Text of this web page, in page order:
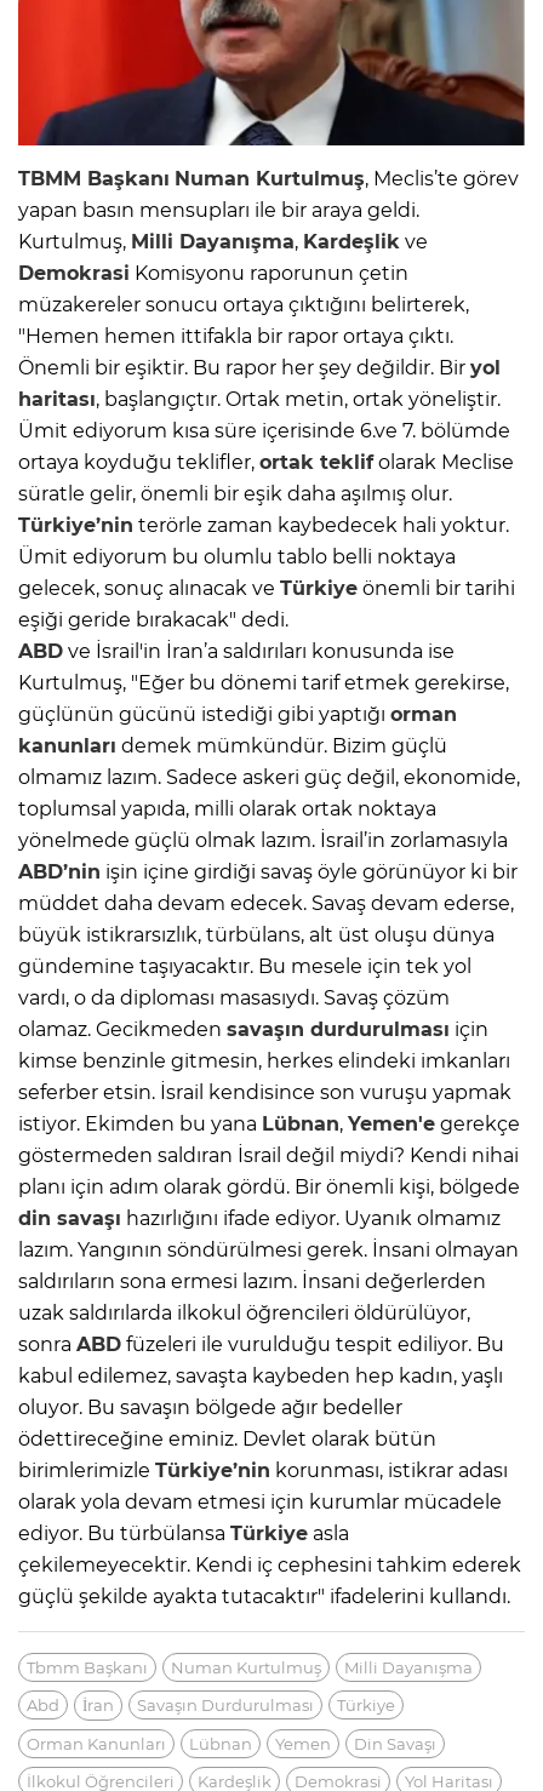
TBMM Başkanı Numan Kurtulmuş, Meclis’te görev
yapan basın mensupları ile bir araya geldi.
Kurtulmuş, Milli Dayanışma, Kardeşlik ve
Demokrasi Komisyonu raporunun çetin
müzakereler sonucu ortaya çıktığını belirterek,
"Hemen hemen ittifakla bir rapor ortaya çıktı.
Önemli bir eşiktir. Bu rapor her şey değildir. Bir yol
haritası, başlangıçtır. Ortak metin, ortak yöneliştir.
Ümit ediyorum kısa süre içerisinde 6.ve 7. bölümde
ortaya koyduğu teklifler, ortak teklifolarak Meclise
süratle gelir, önemli bir eşik daha aşılmış olur.
Türkiye’nin terörle zaman kaybedecek hali yoktur.
Ümit ediyorum bu olumlu tablo belli noktaya
gelecek, sonuç alınacak ve Türkiye önemli bir tarihi
eşiği geride bırakacak" dedi.
ABD ve İsrail'in İran’a saldırıları konusunda ise
Kurtulmuş, "Eğer bu dönemi tarif etmek gerekirse,
güçlünün gücünü istediği gibi yaptığı orman
kanunları demek mümkündür. Bizim güçlü
olmamız lazım. Sadece askeri güç değil, ekonomide,
toplumsal yapıda, milli olarak ortak noktaya
yönelmede güçlü olmak lazım. İsrail’in zorlamasıyla
ABD’nin işin içine girdiği savaş öyle görünüyor ki bir
müddet daha devam edecek. Savaş devam ederse,
büyük istikrarsızlık, türbülans, alt üst oluşu dünya
gündemine taşıyacaktır. Bu mesele için tek yol
vardı, o da diploması masasıydı. Savaş çözüm
olamaz. Gecikmeden savaşın durdurulması için
kimse benzinle gitmesin, herkes elindeki imkanları
seferber etsin. İsrail kendisince son vuruşu yapmak
istiyor. Ekimden bu yana Lübnan, Yemen'e gerekçe
göstermeden saldıran İsrail değil miydi? Kendi nihai
planı için adım olarak gördü. Bir önemli kişi, bölgede
din savaşı hazırlığını ifade ediyor. Uyanık olmamız
lazım. Yangının söndürülmesi gerek. İnsani olmayan
saldırıların sona ermesi lazım. İnsani değerlerden
uzak saldırılarda ilkokul öğrencileri öldürülüyor,
sonra ABD füzeleri ile vurulduğu tespit ediliyor. Bu
kabul edilemez, savaşta kaybeden hep kadın, yaşlı
oluyor. Bu savaşın bölgede ağır bedeller
ödettireceğine eminiz. Devlet olarak bütün
birimlerimizle Türkiye’nin korunması, istikrar adası
olarak yola devam etmesi için kurumlar mücadele
ediyor. Bu türbülansa Türkiye asla
çekilemeyecektir. Kendi iç cephesini tahkim ederek
güçlü şekilde ayakta tutacaktır" ifadelerini kullandı.
Tbmm Başkanı Numan Kurtulmuş
Milli Dayanışma
Abd
İran Savaşın Durdurulması
Türkiye
Orman Kanunları
Lübnan Yemen
Din Savaşı
İlkokul Öğrencileri
Kardeşlik Demokrasi Yol Haritası